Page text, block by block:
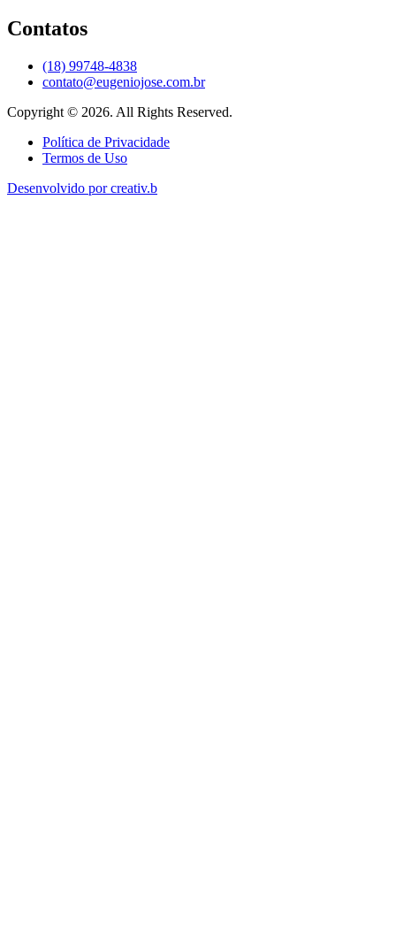
Contatos
(18) 99748-4838
contato@eugeniojose.com.br
Copyright © 2026. All Rights Reserved.​
Política de Privacidade
Termos de Uso
Desenvolvido por creativ.b​​